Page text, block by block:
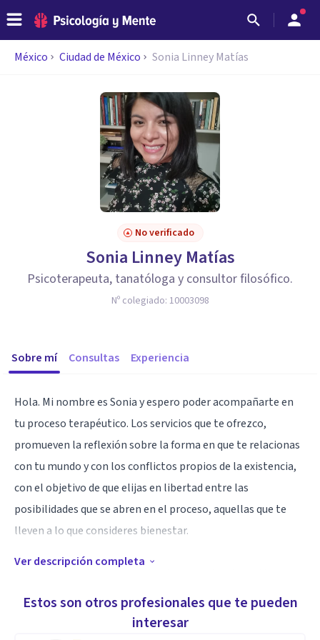
México Ciudad de México Sonia Linney Matías
No verificado
Sonia Linney Matías
Psicoterapeuta, tanatóloga y consultor filosófico.
Nº colegiado: 10003098
Sobre mí Consultas Experiencia
Hola. Mi nombre es Sonia y espero poder acompañarte en
tu proceso terapéutico. Los servicios que te ofrezco,
promueven la reflexión sobre la forma en que te relacionas
con tu mundo y con los conflictos propios de la existencia,
con el objetivo de que elijas en libertad entre las
posibilidades que se abren en el proceso, aquellas que te
lleven a lo que consideres bienestar.
tener una mayor comprensión sobre ti mismo, o
actualmente te experimentas en algún tipo de tensión y
Ver descripción completa
Estos son otros profesionales que te pueden
interesar